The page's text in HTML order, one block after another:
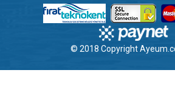
© 2018 Copyright